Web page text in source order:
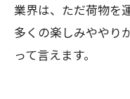
業界は、ただ荷物を
多くの楽しみややり
って言えます。